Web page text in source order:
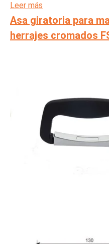
Leer más
Asa giratoria para
herrajes cromados